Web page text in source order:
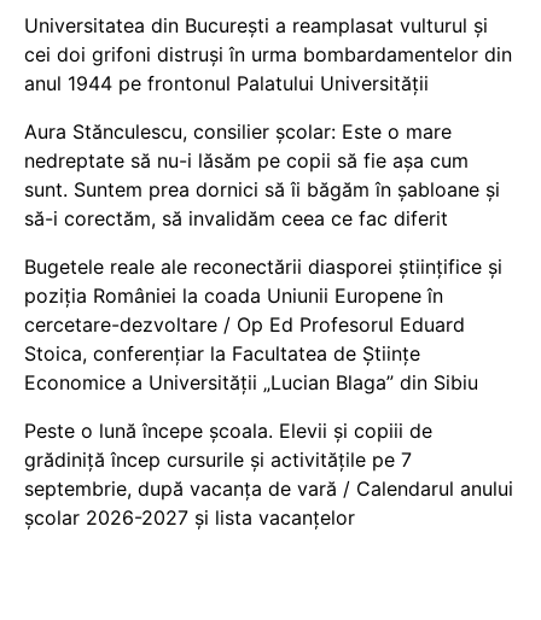
Universitatea din București a reamplasat vulturul și
cei doi grifoni distruși în urma bombardamentelor din
anul 1944 pe frontonul Palatului Universității
Aura Stănculescu, consilier școlar: Este o mare
nedreptate să nu-i lăsăm pe copii să fie așa cum
sunt. Suntem prea dornici să îi băgăm în șabloane și
să-i corectăm, să invalidăm ceea ce fac diferit
Bugetele reale ale reconectării diasporei științifice și
poziția României la coada Uniunii Europene în
cercetare-dezvoltare / Op Ed Profesorul Eduard
Stoica, conferențiar la Facultatea de Științe
Economice a Universității „Lucian Blaga” din Sibiu
Peste o lună începe școala. Elevii și copiii de
grădiniță încep cursurile și activitățile pe 7
septembrie, după vacanța de vară / Calendarul anului
școlar 2026-2027 și lista vacanțelor